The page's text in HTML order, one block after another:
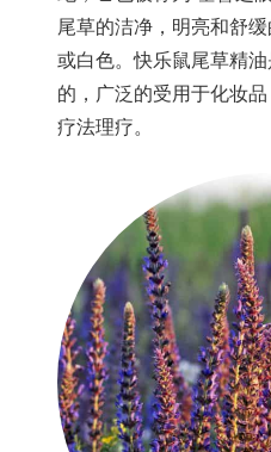
尾草的洁净，明亮和舒
或白色。快乐鼠尾草精
的，广泛的受用于化妆
疗法理疗。